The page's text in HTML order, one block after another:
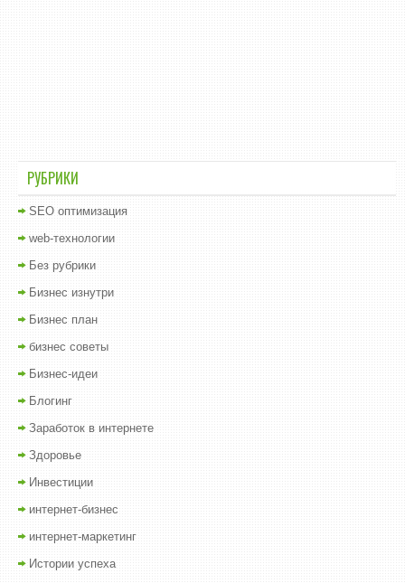
РУБРИКИ
SEO оптимизация
web-технологии
Без рубрики
Бизнес изнутри
Бизнес план
бизнес советы
Бизнес-идеи
Блогинг
Заработок в интернете
Здоровье
Инвестиции
интернет-бизнес
интернет-маркетинг
Истории успеха